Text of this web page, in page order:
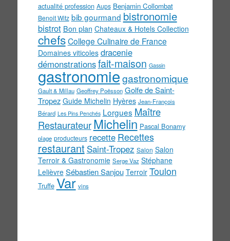
actualité profession Aups Benjamin Collombat
Benoit Witz bib gourmand bistronomie
bistrot Bon plan Chateaux & Hotels Collection
chefs College Culinaire de France
Domaines viticoles dracenie
démonstrationsfait-maison Gassin
gastronomiegastronomique
Gault & Millau Geoffrey Poësson Golfe de Saint-
Tropez Guide Michelin Hyères Jean-François
Bérard Les Pins Penchés Lorgues Maître
Restaurateur Michelin Pascal Bonamy
plage producteurs recette Recettes
restaurant Saint-Tropez Salon Salon
Terroir & Gastronomie Serge Vaz Stéphane
Lelièvre Sébastien Sanjou Terroir Toulon
Truffe Var vins